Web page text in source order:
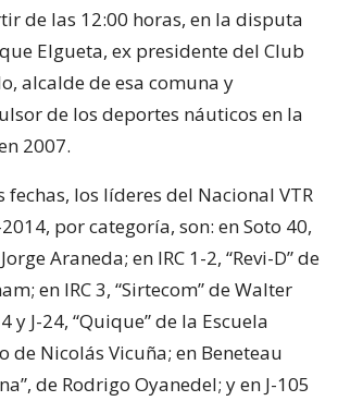
de las 12:00 horas, en la disputa
Elgueta, ex presidente del Club
alcalde de esa comuna y
de los deportes náuticos en la
2007.
los líderes del Nacional VTR
por categoría, son: en Soto 40,
Araneda; en IRC 1-2, “Revi-D” de
en IRC 3, “Sirtecom” de Walter
y J-24, “Quique” de la Escuela
de Nicolás Vicuña; en Beneteau
de Rodrigo Oyanedel; y en J-105